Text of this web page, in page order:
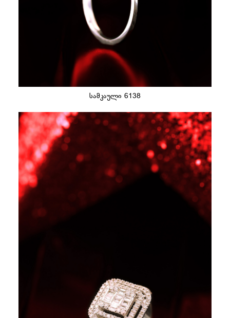
სამკაული 6138